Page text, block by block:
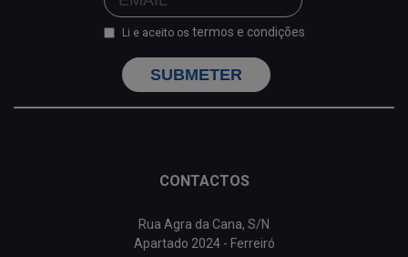
Li e aceito os termos e condições
SUBMETER
CONTACTOS
Rua Agra da Cana, S/N
Apartado 2024 - Ferreiró